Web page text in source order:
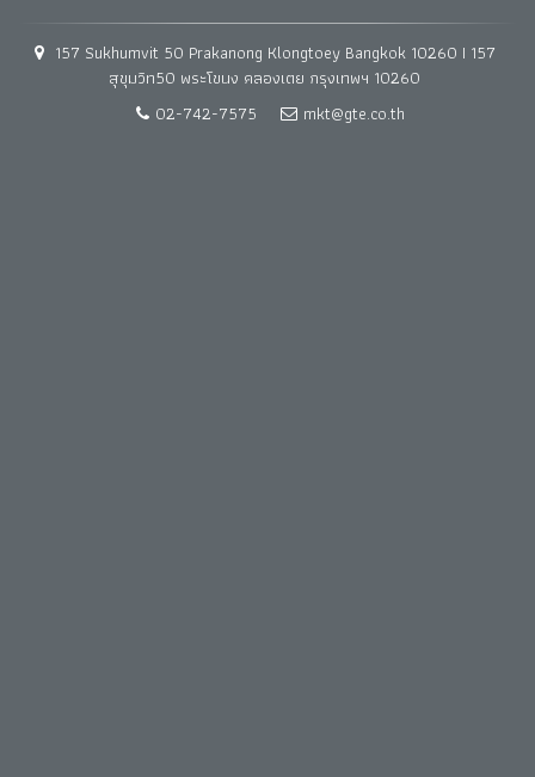
157 Sukhumvit 50 Prakanong Klongtoey Bangkok 10260 I 157
สุขุมวิท50 พระโขนง คลองเตย กรุงเทพฯ 10260
02-742-7575
mkt@gte.co.th